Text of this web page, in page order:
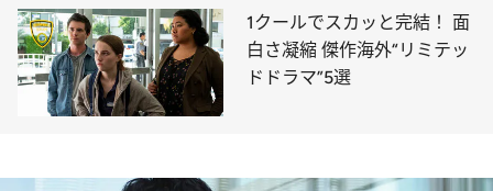
1クールでスカッと完結！ 面
白さ凝縮 傑作海外“リミテッ
ドドラマ”5選